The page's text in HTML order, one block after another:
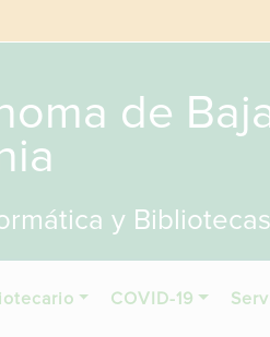
de
y Bibliotecas
COVID-19